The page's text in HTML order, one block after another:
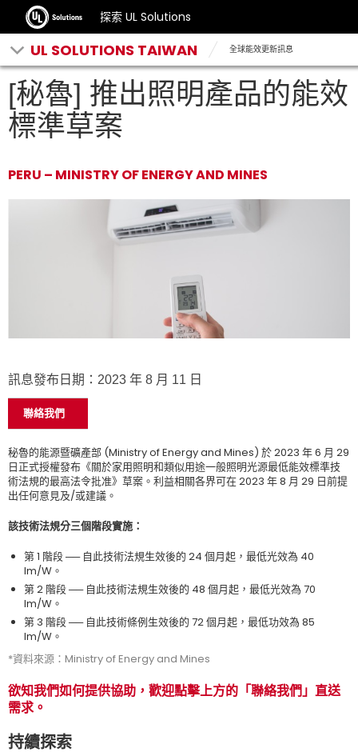
探索 UL Solutions
UL SOLUTIONS TAIWAN 全球能效更新訊息
[秘魯] 推出照明產品的能效
標準草案
PERU – MINISTRY OF ENERGY AND MINES
訊息發布日期：2023 年 8 月 11 日
聯絡我們
秘魯的能源暨礦產部 (Ministry of Energy and Mines) 於 2023 年 6 月 29
日正式授權發布《關於家用照明和類似用途一般照明光源最低能效標準技
術法規的最高法令批准》草案。利益相關各界可在 2023 年 8 月 29 日前提
出任何意見及/或建議。
該技術法規分三個階段實施：
第 1 階段 ── 自此技術法規生效後的 24 個月起，最低光效為 40
lm/W。
第 2 階段 ── 自此技術法規生效後的 48 個月起，最低光效為 70
lm/W。
第 3 階段 ── 自此技術條例生效後的 72 個月起，最低功效為 85
lm/W。
*資料來源：Ministry of Energy and Mines
欲知我們如何提供協助，歡迎點擊上方的「聯絡我們」直送
需求。
持續探索